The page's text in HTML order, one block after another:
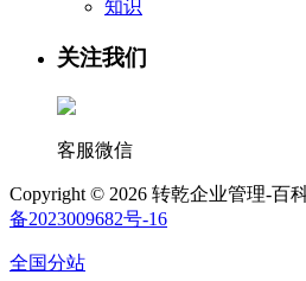
知识
关注我们
客服微信
Copyright © 2026 转乾企业管理-百
备2023009682号-16
全国分站